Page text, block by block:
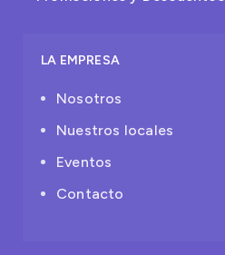
LA EMPRESA
Nosotros
Nuestros locales
Eventos
Contacto